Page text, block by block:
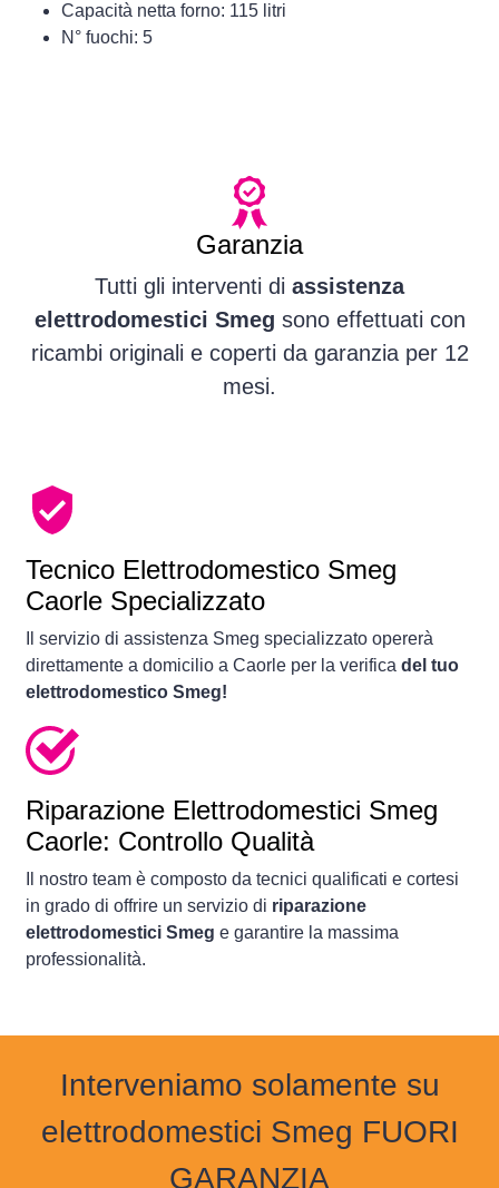
Capacità netta forno: 115 litri
N° fuochi: 5
Garanzia
Tutti gli interventi di assistenza
elettrodomestici Smeg sono effettuati con
ricambi originali e coperti da garanzia per 12
mesi.
Tecnico Elettrodomestico Smeg
Caorle Specializzato
Il servizio di assistenza Smeg specializzato opererà
direttamente a domicilio a Caorle per la verifica del tuo
elettrodomestico Smeg!
Riparazione Elettrodomestici Smeg
Caorle: Controllo Qualità
Il nostro team è composto da tecnici qualificati e cortesi
in grado di offrire un servizio di riparazione
elettrodomestici Smeg e garantire la massima
professionalità.
Interveniamo solamente su
elettrodomestici Smeg FUORI
GARANZIA